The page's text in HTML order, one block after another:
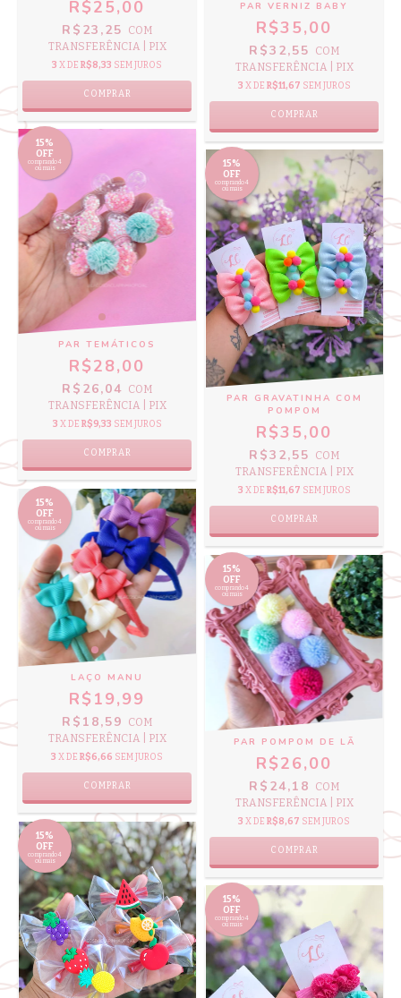
R$25,00
R$23,25
COM
TRANSFERÊNCIA | PIX
3 X DE R$8,33 SEM JUROS
COMPRAR
PAR VERNIZ BABY
R$35,00
R$32,55
COM
TRANSFERÊNCIA | PIX
3 X DE R$11,67 SEM JUROS
COMPRAR
15%
OFF
comprando 4
ou mais
PAR TEMÁTICOS
R$28,00
R$26,04 COM
TRANSFERÊNCIA | PIX
3 X DE R$9,33 SEM JUROS
COMPRAR
15%
OFF
comprando 4
ou mais
PAR GRAVATINHA COM
POMPOM
R$35,00
R$32,55
COM
TRANSFERÊNCIA | PIX
3 X DE R$11,67 SEM JUROS
COMPRAR
15%
OFF
comprando 4
ou mais
LAÇO MANU
R$19,99
R$18,59
COM
TRANSFERÊNCIA | PIX
3 X DE R$6,66 SEM JUROS
COMPRAR
15%
OFF
comprando 4
ou mais
PAR POMPOM DE LÃ
R$26,00
R$24,18
COM
TRANSFERÊNCIA | PIX
3 X DE R$8,67 SEM JUROS
COMPRAR
15%
OFF
comprando 4
ou mais
15%
OFF
comprando 4
ou mais